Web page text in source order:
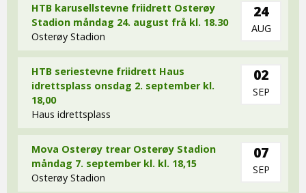
HTB karusellstevne friidrett Osterøy
Stadion måndag 24. august frå kl. 18.30
Osterøy Stadion
24
AUG
HTB seriestevne friidrett Haus
idrettsplass onsdag 2. september kl.
18,00
Haus idrettsplass
02
SEP
Mova Osterøy trear Osterøy Stadion
måndag 7. september kl. kl. 18,15
Osterøy Stadion
07
SEP